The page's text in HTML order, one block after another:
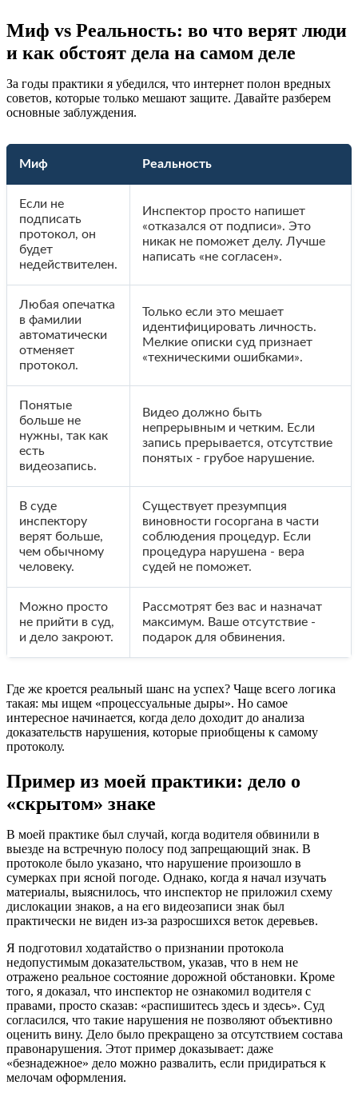
Миф vs Реальность: во что верят люди
и как обстоят дела на самом деле
За годы практики я убедился, что интернет полон вредных
советов, которые только мешают защите. Давайте разберем
основные заблуждения.
Миф Реальность
Если не
подписать
протокол, он
будет
недействителен.
Инспектор просто напишет
«отказался от подписи». Это
никак не поможет делу. Лучше
написать «не согласен».
Любая опечатка
в фамилии
автоматически
отменяет
протокол.
Только если это мешает
идентифицировать личность.
Мелкие описки суд признает
«техническими ошибками».
Понятые
больше не
нужны, так как
есть
видеозапись.
Видео должно быть
непрерывным и четким. Если
запись прерывается, отсутствие
понятых - грубое нарушение.
В суде
инспектору
верят больше,
чем обычному
человеку.
Существует презумпция
виновности госоргана в части
соблюдения процедур. Если
процедура нарушена - вера
судей не поможет.
Можно просто
не прийти в суд,
и дело закроют.
Рассмотрят без вас и назначат
максимум. Ваше отсутствие -
подарок для обвинения.
Где же кроется реальный шанс на успех? Чаще всего логика
такая: мы ищем «процессуальные дыры». Но самое
интересное начинается, когда дело доходит до анализа
доказательств нарушения, которые приобщены к самому
протоколу.
Пример из моей практики: дело о
«скрытом» знаке
В моей практике был случай, когда водителя обвинили в
выезде на встречную полосу под запрещающий знак. В
протоколе было указано, что нарушение произошло в
сумерках при ясной погоде. Однако, когда я начал изучать
материалы, выяснилось, что инспектор не приложил схему
дислокации знаков, а на его видеозаписи знак был
практически не виден из-за разросшихся веток деревьев.
Я подготовил ходатайство о признании протокола
недопустимым доказательством, указав, что в нем не
отражено реальное состояние дорожной обстановки. Кроме
того, я доказал, что инспектор не ознакомил водителя с
правами, просто сказав: «распишитесь здесь и здесь». Суд
согласился, что такие нарушения не позволяют объективно
оценить вину. Дело было прекращено за отсутствием состава
правонарушения. Этот пример доказывает: даже
«безнадежное» дело можно развалить, если придираться к
мелочам оформления.